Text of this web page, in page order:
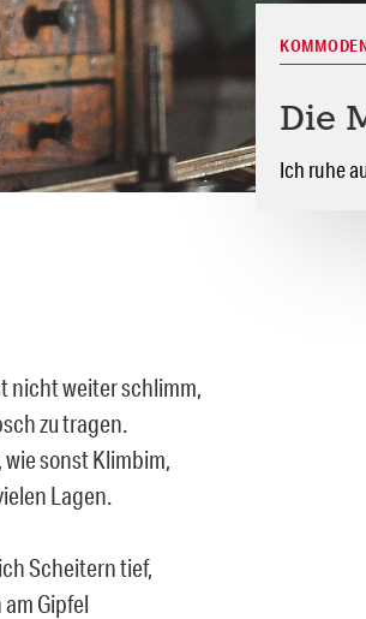
Die
Ich ruhe
nicht weiter schlimm,
zu tragen.
sonst Klimbim,
Lagen.
Scheitern tief,
Gipfel